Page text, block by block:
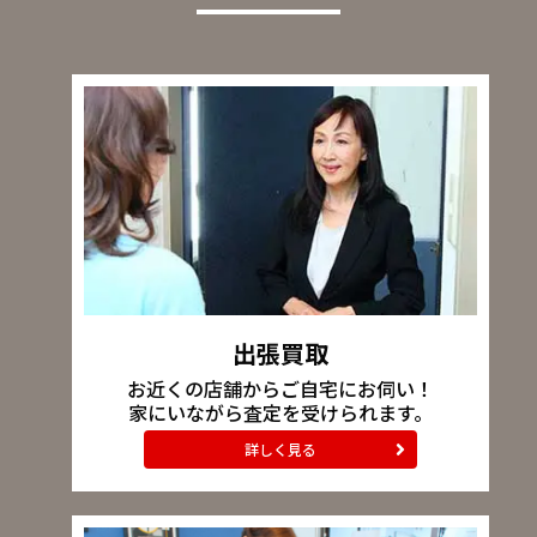
出張買取
お近くの店舗からご自宅にお伺い！
家にいながら査定を受けられます。
詳しく見る